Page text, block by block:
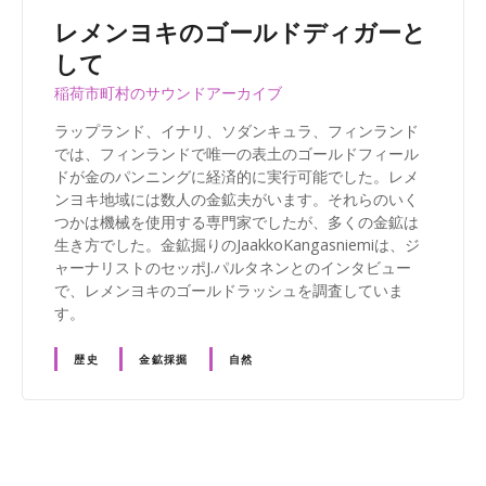
レメンヨキのゴールドディガーと
して
稲荷市町村のサウンドアーカイブ
ラップランド、イナリ、ソダンキュラ、フィンランド
では、フィンランドで唯一の表土のゴールドフィール
ドが金のパンニングに経済的に実行可能でした。レメ
ンヨキ地域には数人の金鉱夫がいます。それらのいく
つかは機械を使用する専門家でしたが、多くの金鉱は
生き方でした。金鉱掘りのJaakkoKangasniemiは、ジ
ャーナリストのセッポJ.パルタネンとのインタビュー
で、レメンヨキのゴールドラッシュを調査していま
す。
歴史 金鉱採掘 自然